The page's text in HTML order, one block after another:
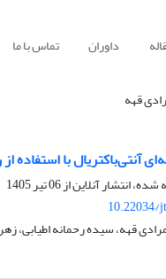
داوران تماس با ما
قهه
آنتی‌باکتریال با استفاده
شده، انتشار آنلاین از06 تیر 1405
10.22034/
قهه، سیده رحمانه اطیابی،